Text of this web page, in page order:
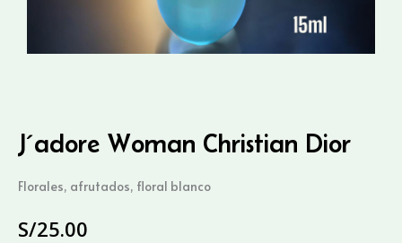
J´adore Woman Christian Dior
Florales, afrutados, floral blanco
S/25.00